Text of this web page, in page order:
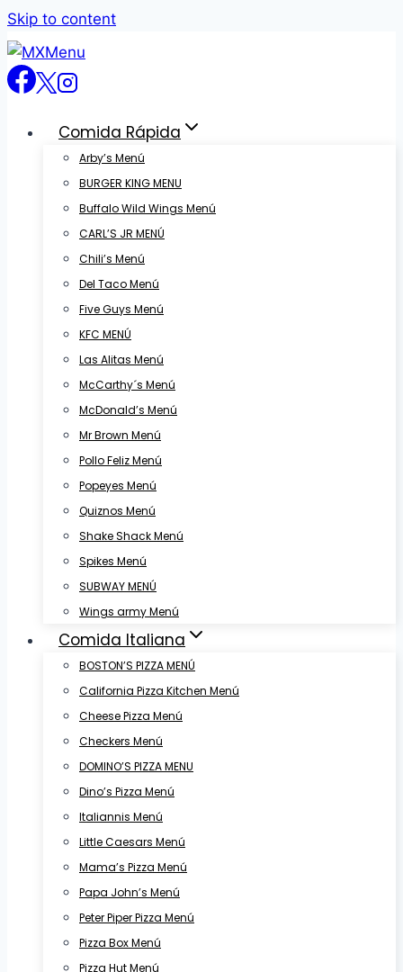
Skip to content
Comida Rápida
Arby’s Menú
BURGER KING MENU
Buffalo Wild Wings Menú
CARL’S JR MENÚ
Chili’s Menú
Del Taco Menú
Five Guys Menú
KFC MENÚ
Las Alitas Menú
McCarthy´s Menú
McDonald’s Menú
Mr Brown Menú
Pollo Feliz Menú
Popeyes Menú
Quiznos Menú
Shake Shack Menú
Spikes Menú
SUBWAY MENÚ
Wings army Menú
Comida Italiana
BOSTON’S PIZZA MENÚ
California Pizza Kitchen Menú
Cheese Pizza Menú
Checkers Menú
DOMINO’S PIZZA MENU
Dino’s Pizza Menú
Italiannis Menú
Little Caesars Menú
Mama’s Pizza Menú
Papa John’s Menú
Peter Piper Pizza Menú
Pizza Box Menú
Pizza Hut Menú